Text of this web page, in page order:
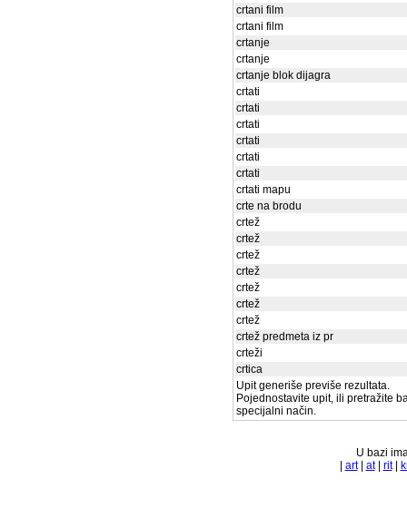
crtani film
crtani film
crtanje
crtanje
crtanje blok dijagra
crtati
crtati
crtati
crtati
crtati
crtati
crtati mapu
crte na brodu
crtež
crtež
crtež
crtež
crtež
crtež
crtež
crtež predmeta iz pr
crteži
crtica
Upit generiše previše rezultata.
Pojednostavite upit, ili pretražite
specijalni način.
U bazi
art| at| rit|